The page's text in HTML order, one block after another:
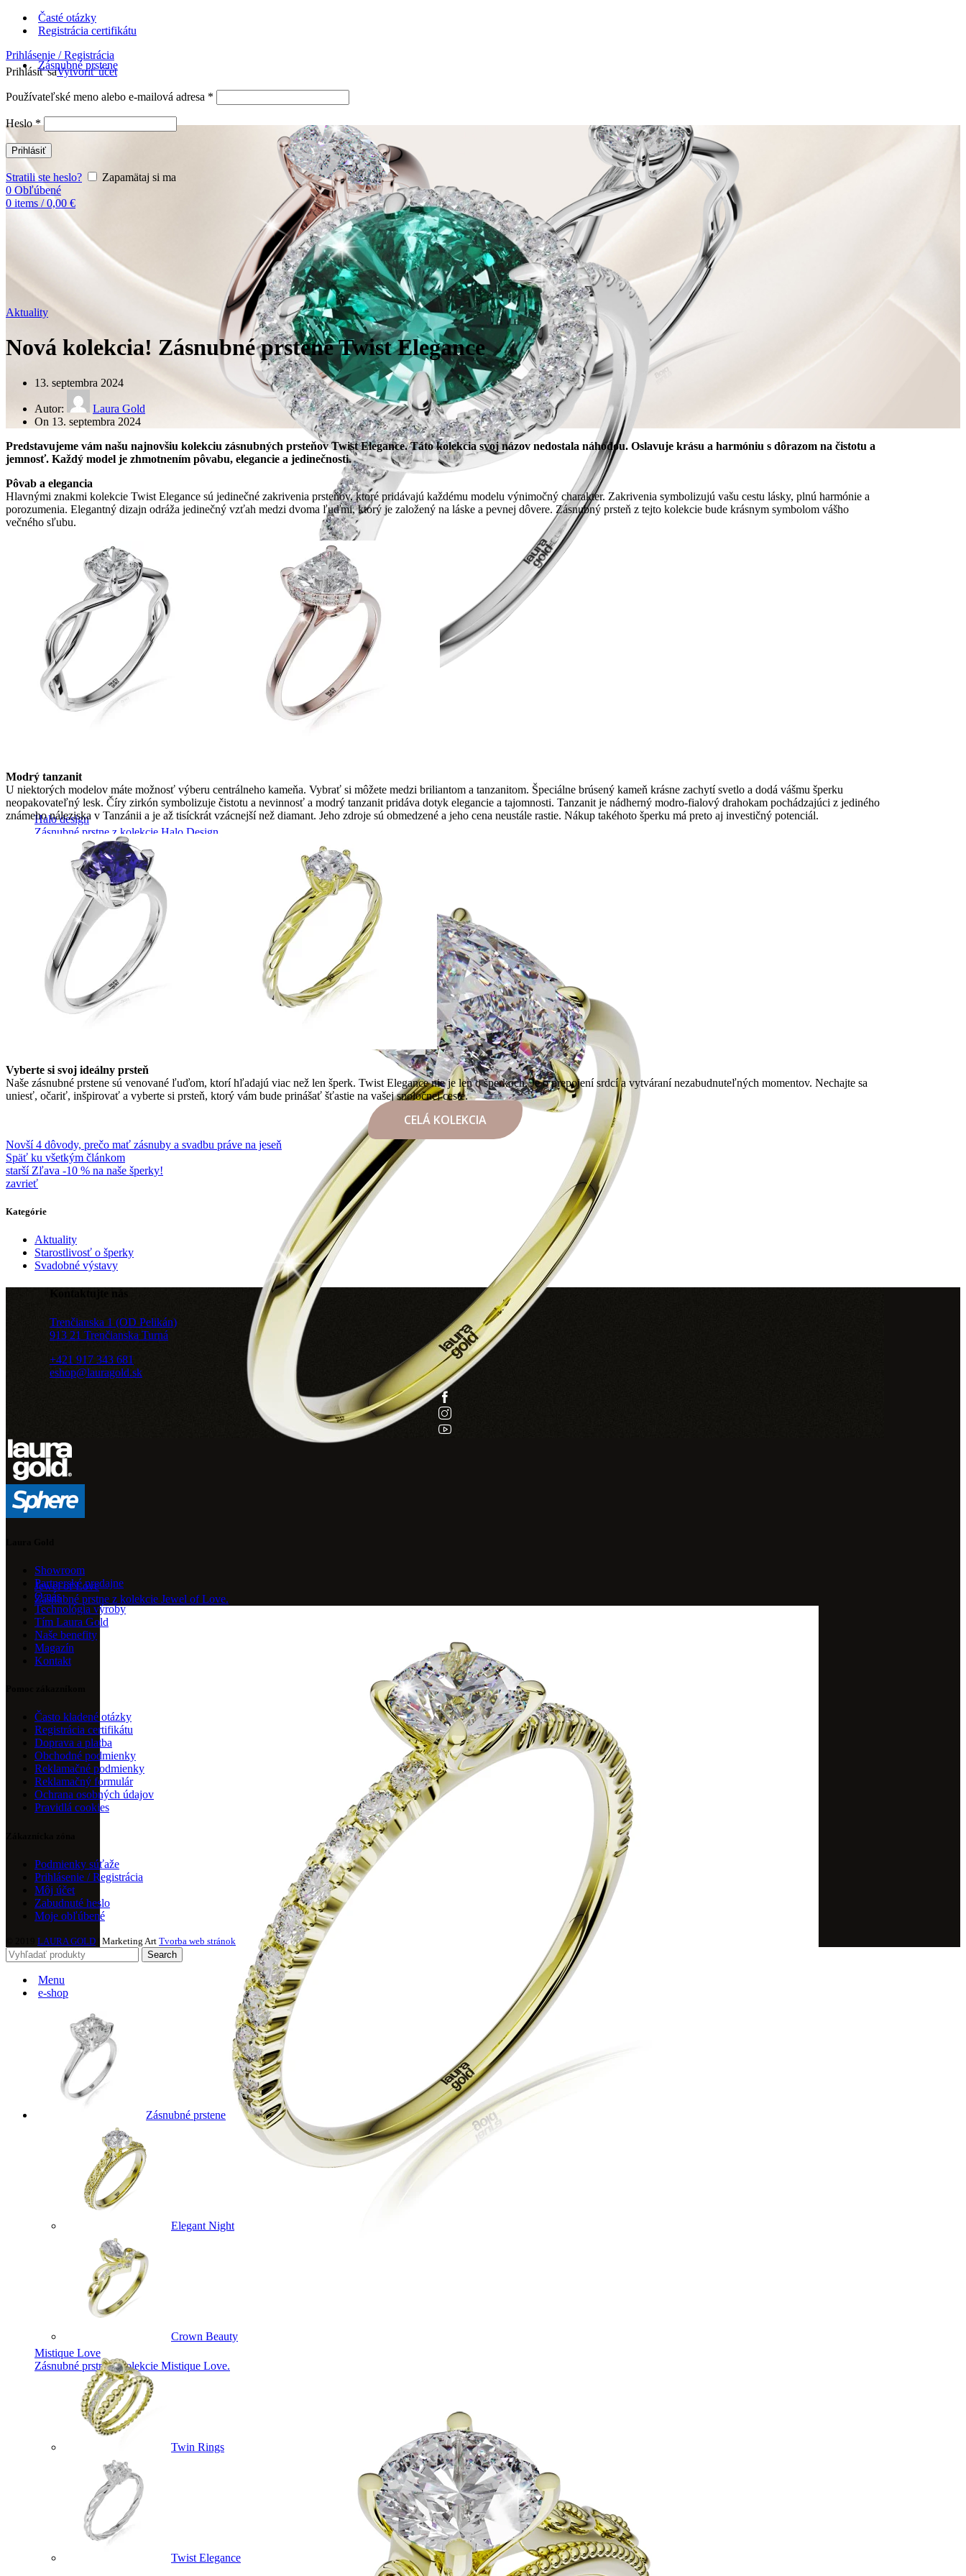
Časté otázky
Registrácia certifikátu
Prihlásenie / Registrácia
Prihlásiť saVytvoriť účet
Používateľské meno alebo e-mailová adresa *
Heslo*
Prihlásiť
Stratili ste heslo?
Zapamätaj si ma
0 Obľúbené
0 items / 0,00 €
Zásnubné prstene
Halo design
Zásnubné prstne z kolekcie Halo Design.
Jewel of Love
Zásnubné prstne z kolekcie Jewel of Love.
Mistique Love
Zásnubné prstne z kolekcie Mistique Love.
Aktuality
Nová kolekcia! Zásnubné prstene Twist Elegance
13. septembra 2024
Autor:
Laura Gold
On 13. septembra 2024
Predstavujeme vám našu najnovšiu kolekciu zásnubných prsteňov Twist Elegance. Táto kolekcia svoj názov nedostala náhodou. Oslavuje krásu a harmóniu s dôrazom na čistotu a
jemnosť. Každý model je zhmotnením pôvabu, elegancie a jedinečnosti.
Pôvab a elegancia
Hlavnými znakmi kolekcie Twist Elegance sú jedinečné zakrivenia prsteňov, ktoré pridávajú každému modelu výnimočný charakter. Zakrivenia symbolizujú vašu cestu lásky, plnú harmónie a
porozumenia. Elegantný dizajn odráža jedinečný vzťah medzi dvoma ľuďmi, ktorý je založený na láske a pevnej dôvere. Zásnubný prsteň z tejto kolekcie bude krásnym symbolom vášho
večného sľubu.
Modrý tanzanit
U niektorých modelov máte možnosť výberu centrálneho kameňa. Vybrať si môžete medzi briliantom a tanzanitom. Špeciálne brúsený kameň krásne zachytí svetlo a dodá vášmu šperku
neopakovateľný lesk. Číry zirkón symbolizuje čistotu a nevinnosť a modrý tanzanit pridáva dotyk elegancie a tajomnosti. Tanzanit je nádherný modro-fialový drahokam pochádzajúci z jediného
známeho náleziska v Tanzánii a je až tisíckrát vzácnejší než diamant. Jeho zdroje sú obmedzené a jeho cena neustále rastie. Nákup takéhoto šperku má preto aj investičný potenciál.
Vyberte si svoj ideálny prsteň
Naše zásnubné prstene sú venované ľuďom, ktorí hľadajú viac než len šperk. Twist Elegance nie je len o šperkoch. Je o prepojení srdcí a vytváraní nezabudnuteľných momentov. Nechajte sa
uniesť, očariť, inšpirovať a vyberte si prsteň, ktorý vám bude prinášať šťastie na vašej spoločnej ceste.
CELÁ KOLEKCIA
Novší 4 dôvody, prečo mať zásnuby a svadbu práve na jeseň
Späť ku všetkým článkom
starší Zľava -10 % na naše šperky!
zavrieť
Kategórie
Aktuality
Starostlivosť o šperky
Svadobné výstavy
Kontaktujte nás
Trenčianska 1 (OD Pelikán)
913 21 Trenčianska Turná
+421 917 343 681
eshop@lauragold.sk
Showroom
Partnerské predajne
O nás
Technológia výroby
Tím Laura Gold
Naše benefity
Magazín
Kontakt
Často kladené otázky
Registrácia certifikátu
Doprava a platba
Obchodné podmienky
Reklamačné podmienky
Reklamačný formulár
Ochrana osobných údajov
Pravidlá cookies
Podmienky súťaže
Prihlásenie / Registrácia
Môj účet
Zabudnuté heslo
Moje obľúbené
LAURA GOLD | Marketing Art Tvorba web stránok
Search
Menu
e-shop
Zásnubné prstene
Elegant Night
Crown Beauty
Twin Rings
Twist Elegance